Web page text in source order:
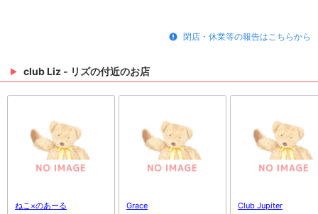
閉店・休業等の報告はこちらから
club Liz - リズの付近のお店
ねこ×のあーる Grace Club Jupiter